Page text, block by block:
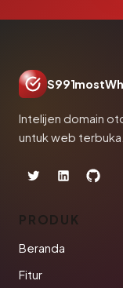
Intelijen domain
untuk web terbuka.
PRODUK
Beranda
Fitur